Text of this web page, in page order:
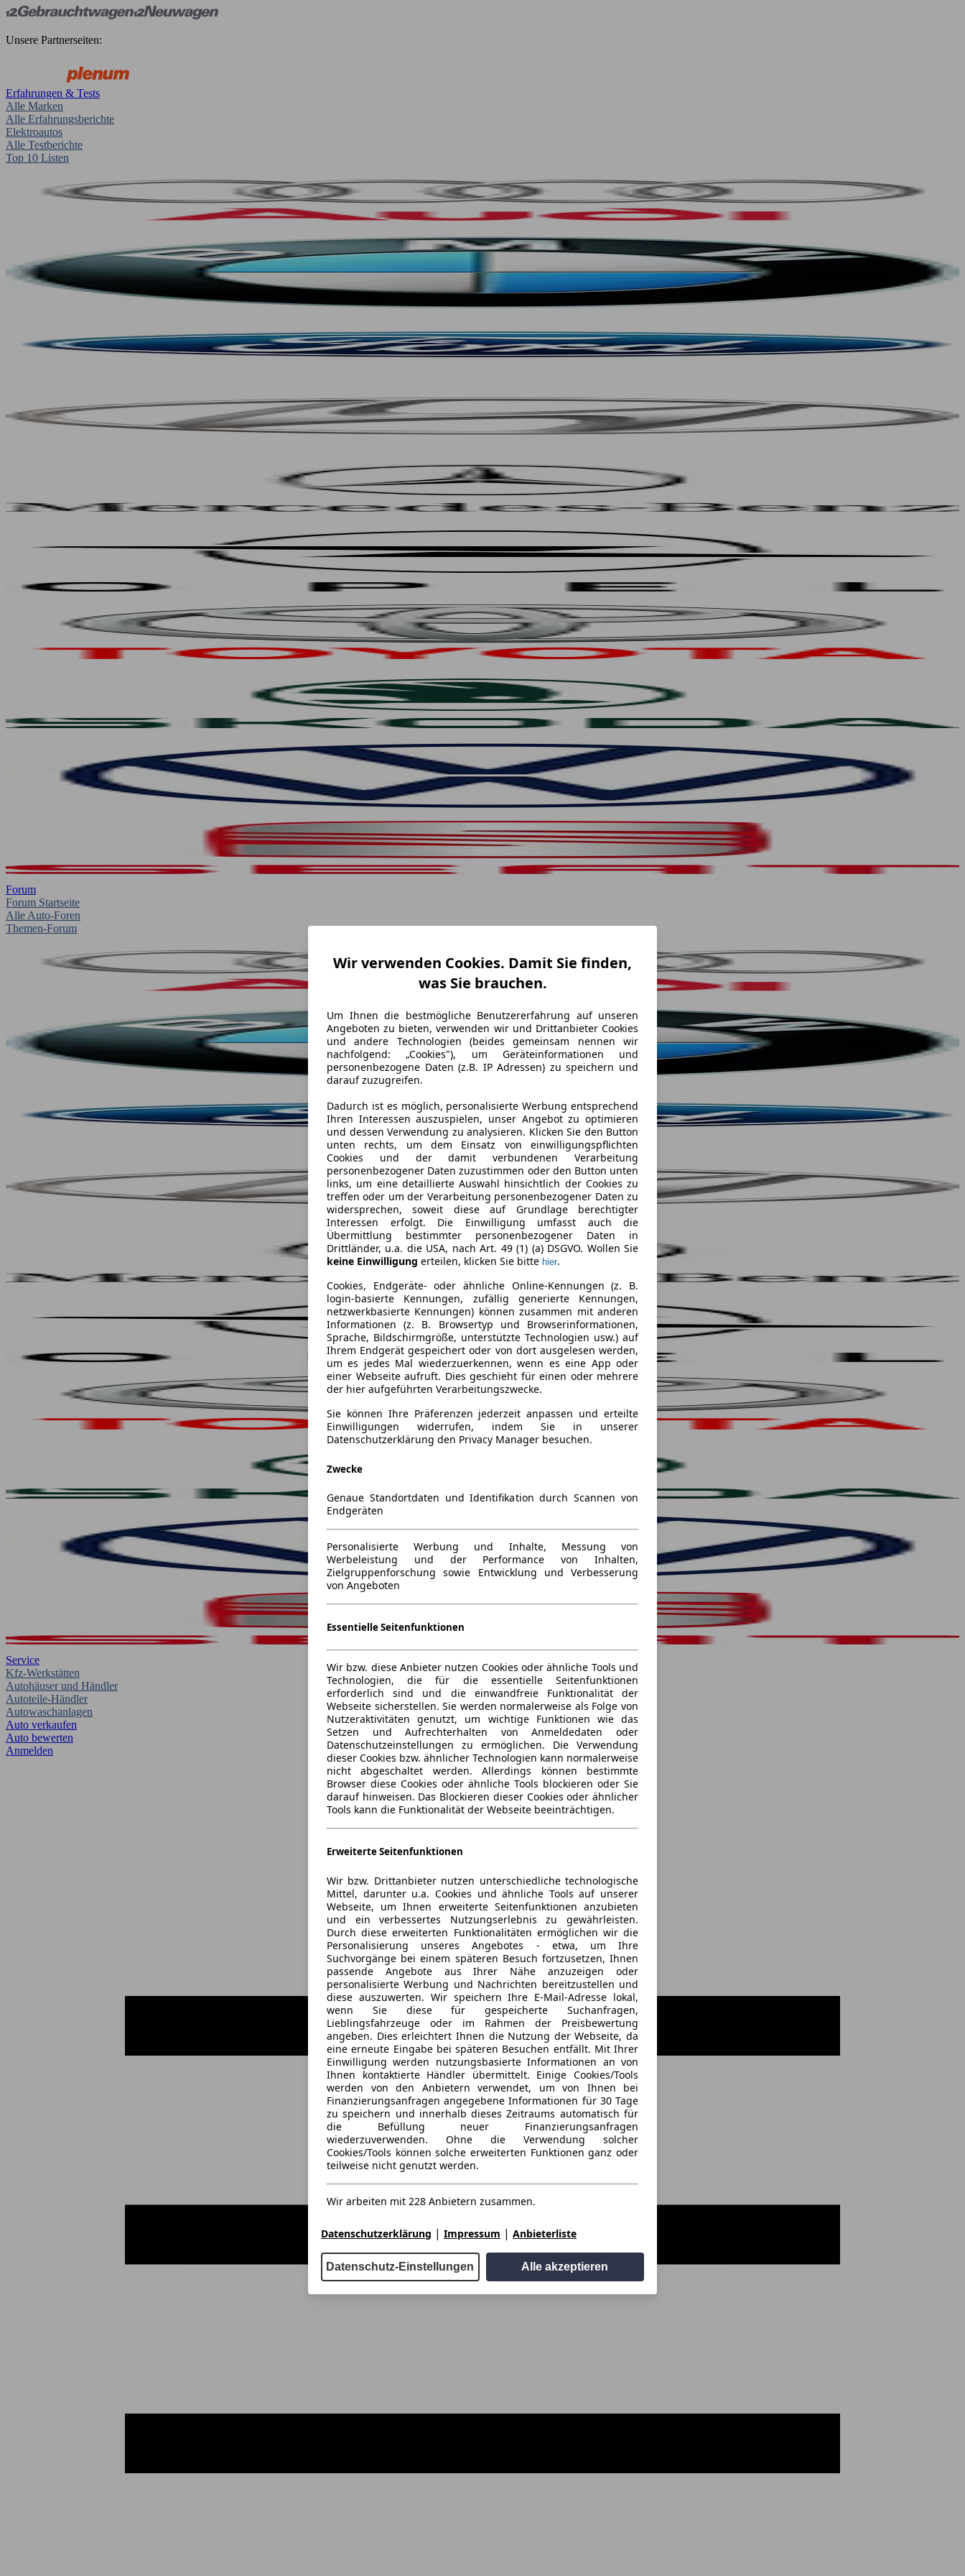
Unsere Partnerseiten:
Erfahrungen & Tests
Alle Marken
Alle Erfahrungsberichte
Elektroautos
Alle Testberichte
Top 10 Listen
Forum
Forum Startseite
Alle Auto-Foren
Themen-Forum
Service
Kfz-Werkstätten
Autohäuser und Händler
Autoteile-Händler
Autowaschanlagen
Auto verkaufen
Auto bewerten
Anmelden
Wir verwenden Cookies. Damit Sie finden,
was Sie brauchen.
Um Ihnen die bestmögliche Benutzererfahrung auf unseren
Angeboten zu bieten, verwenden wir und Drittanbieter Cookies
und andere Technologien (beides gemeinsam nennen wir
nachfolgend: „Cookies"), um Geräteinformationen und
personenbezogene Daten (z.B. IP Adressen) zu speichern und
darauf zuzugreifen.
Dadurch ist es möglich, personalisierte Werbung entsprechend
Ihren Interessen auszuspielen, unser Angebot zu optimieren
und dessen Verwendung zu analysieren. Klicken Sie den Button
unten rechts, um dem Einsatz von einwilligungspflichten
Cookies und der damit verbundenen Verarbeitung
personenbezogener Daten zuzustimmen oder den Button unten
links, um eine detaillierte Auswahl hinsichtlich der Cookies zu
treffen oder um der Verarbeitung personenbezogener Daten zu
widersprechen, soweit diese auf Grundlage berechtigter
Interessen erfolgt. Die Einwilligung umfasst auch die
Übermittlung bestimmter personenbezogener Daten in
Drittländer, u.a. die USA, nach Art. 49 (1) (a) DSGVO. Wollen Sie
keine Einwilligung erteilen, klicken Sie bitte hier.
Cookies, Endgeräte- oder ähnliche Online-Kennungen (z. B.
login-basierte Kennungen, zufällig generierte Kennungen,
netzwerkbasierte Kennungen) können zusammen mit anderen
Informationen (z. B. Browsertyp und Browserinformationen,
Sprache, Bildschirmgröße, unterstützte Technologien usw.) auf
Ihrem Endgerät gespeichert oder von dort ausgelesen werden,
um es jedes Mal wiederzuerkennen, wenn es eine App oder
einer Webseite aufruft. Dies geschieht für einen oder mehrere
der hier aufgeführten Verarbeitungszwecke.
Sie können Ihre Präferenzen jederzeit anpassen und erteilte
Einwilligungen widerrufen, indem Sie in unserer
Datenschutzerklärung den Privacy Manager besuchen.
Zwecke
Genaue Standortdaten und Identifikation durch Scannen von
Endgeräten
Personalisierte Werbung und Inhalte, Messung von
Werbeleistung und der Performance von Inhalten,
Zielgruppenforschung sowie Entwicklung und Verbesserung
von Angeboten
Essentielle Seitenfunktionen
Wir bzw. diese Anbieter nutzen Cookies oder ähnliche Tools und
Technologien, die für die essentielle Seitenfunktionen
erforderlich sind und die einwandfreie Funktionalität der
Webseite sicherstellen. Sie werden normalerweise als Folge von
Nutzeraktivitäten genutzt, um wichtige Funktionen wie das
Setzen und Aufrechterhalten von Anmeldedaten oder
Datenschutzeinstellungen zu ermöglichen. Die Verwendung
dieser Cookies bzw. ähnlicher Technologien kann normalerweise
nicht abgeschaltet werden. Allerdings können bestimmte
Browser diese Cookies oder ähnliche Tools blockieren oder Sie
darauf hinweisen. Das Blockieren dieser Cookies oder ähnlicher
Tools kann die Funktionalität der Webseite beeinträchtigen.
Erweiterte Seitenfunktionen
Wir bzw. Drittanbieter nutzen unterschiedliche technologische
Mittel, darunter u.a. Cookies und ähnliche Tools auf unserer
Webseite, um Ihnen erweiterte Seitenfunktionen anzubieten
und ein verbessertes Nutzungserlebnis zu gewährleisten.
Durch diese erweiterten Funktionalitäten ermöglichen wir die
Personalisierung unseres Angebotes - etwa, um Ihre
Suchvorgänge bei einem späteren Besuch fortzusetzen, Ihnen
passende Angebote aus Ihrer Nähe anzuzeigen oder
personalisierte Werbung und Nachrichten bereitzustellen und
diese auszuwerten. Wir speichern Ihre E-Mail-Adresse lokal,
wenn Sie diese für gespeicherte Suchanfragen,
Lieblingsfahrzeuge oder im Rahmen der Preisbewertung
angeben. Dies erleichtert Ihnen die Nutzung der Webseite, da
eine erneute Eingabe bei späteren Besuchen entfällt. Mit Ihrer
Einwilligung werden nutzungsbasierte Informationen an von
Ihnen kontaktierte Händler übermittelt. Einige Cookies/Tools
werden von den Anbietern verwendet, um von Ihnen bei
Finanzierungsanfragen angegebene Informationen für 30 Tage
zu speichern und innerhalb dieses Zeitraums automatisch für
die Befüllung neuer Finanzierungsanfragen
wiederzuverwenden. Ohne die Verwendung solcher
Cookies/Tools können solche erweiterten Funktionen ganz oder
teilweise nicht genutzt werden.
Wir arbeiten mit 228 Anbietern zusammen.
Datenschutzerklärung | Impressum | Anbieterliste
Datenschutz-Einstellungen Alle akzeptieren